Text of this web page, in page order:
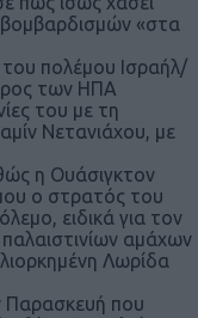
βομβαρδισμών «στα
πολέμου Ισραήλ/
των ΗΠΑ
του με τη
Νετανιάχου, με
η Ουάσιγκτον
ο στρατός του
ειδικά για τον
αμάχων
Λωρίδα
Παρασκευή που